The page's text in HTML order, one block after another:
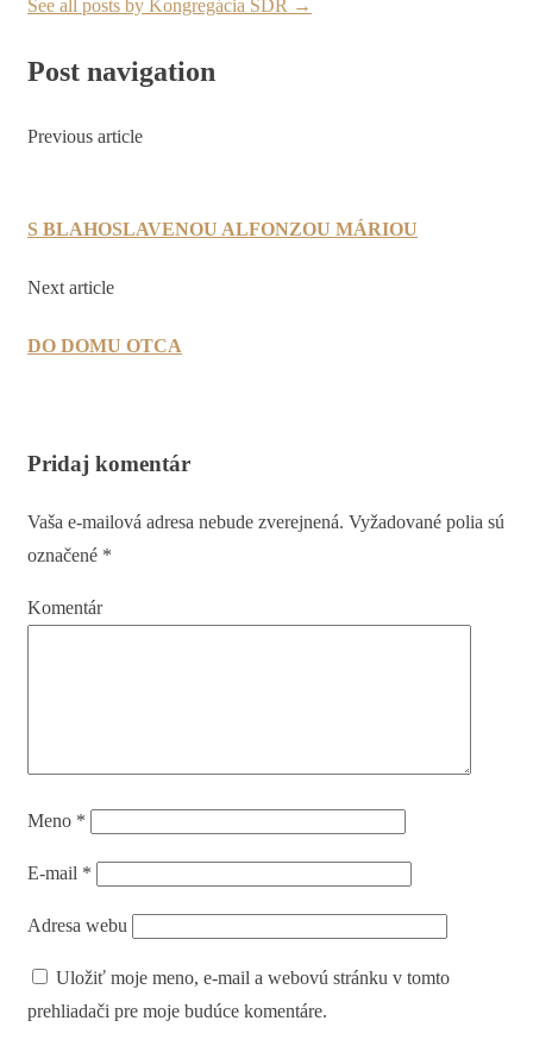
See all posts by Kongregácia SDR →
Post navigation
Previous article
S BLAHOSLAVENOU ALFONZOU MÁRIOU
Next article
DO DOMU OTCA
Pridaj komentár
Vaša e-mailová adresa nebude zverejnená. Vyžadované polia sú
označené *
Komentár
Meno *
E-mail *
Adresa webu
Uložiť moje meno, e-mail a webovú stránku v tomto
prehliadači pre moje budúce komentáre.